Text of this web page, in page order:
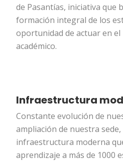
de Pasantías, iniciativa que
formación integral de los
oportunidad de actuar en
académico.
Infraestructura
Constante evolución de
ampliación de nuestra
infraestructura moderna
aprendizaje a más de 1000